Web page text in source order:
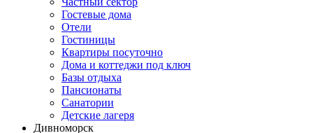
Гостевые дома
Отели
Гостиницы
Квартиры посуточно
Дома и коттеджи под ключ
Базы отдыха
Пансионаты
Санатории
Детские лагеря
Дивноморск